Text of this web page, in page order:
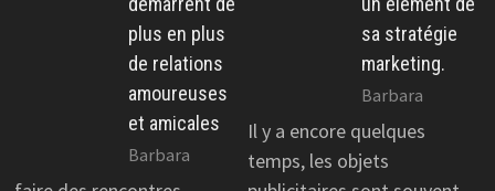
plus en plus
de relations
amoureuses
et amicales
Barbara
sa stratégie
marketing.
Barbara
Il y a encore quelques
temps, les objets